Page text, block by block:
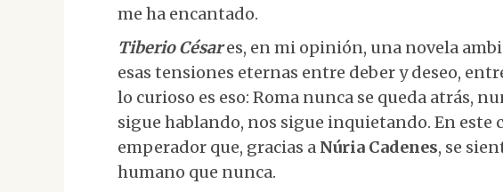
me ha encantado.
Tiberio César es, en mi opinión, una novela
esas tensiones eternas entre deber y deseo,
lo curioso es eso: Roma nunca se queda atrás,
sigue hablando, nos sigue inquietando. En este
emperador que, gracias a Núria Cadenes, se
humano que nunca.